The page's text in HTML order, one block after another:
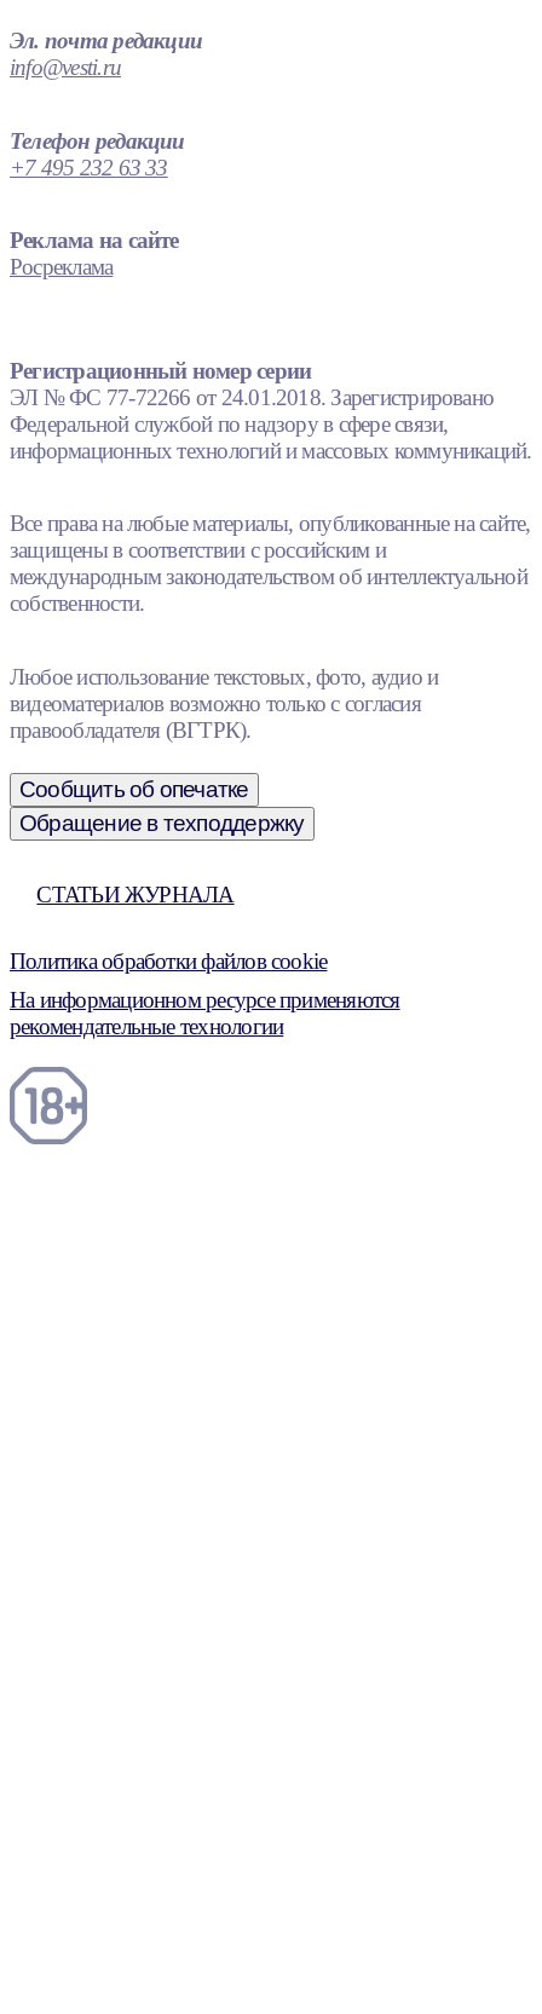
Эл. почта редакции
info@vesti.ru
Телефон редакции
+7 495 232 63 33
Реклама на сайте
Росреклама
Регистрационный номер серии
ЭЛ № ФС 77-72266 от 24.01.2018. Зарегистрировано
Федеральной службой по надзору в сфере связи,
информационных технологий и массовых коммуникаций.
Все права на любые материалы, опубликованные на сайте,
защищены в соответствии с российским и
международным законодательством об интеллектуальной
собственности.
Любое использование текстовых, фото, аудио и
видеоматериалов возможно только с согласия
правообладателя (ВГТРК).
Сообщить об опечатке
Обращение в техподдержку
СТАТЬИ ЖУРНАЛА
Политика обработки файлов cookie
На информационном ресурсе применяются
рекомендательные технологии